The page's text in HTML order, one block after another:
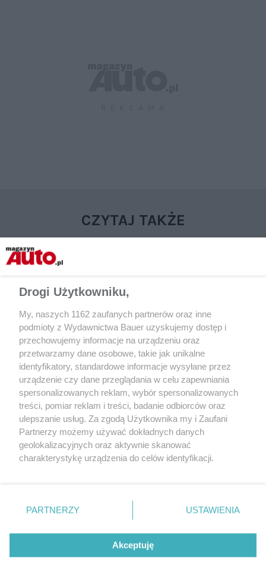
CZYTAJ TAKŻE
AKTUALNOŚCI
VW Transportery i Caddy dla
strażaków niosących pomoc
uchodźcom z Ukrainy
PORADY
Przejazd przez
do jakich
doprowadzić
REGULAMIN SERWISU
MAPA SERWISU
Drogi Użytkowniku,
My, naszych 1162 zaufanych partnerów oraz inne
podmioty z Wydawnictwa Bauer uzyskujemy dostęp i
przechowujemy informacje na urządzeniu oraz
przetwarzamy dane osobowe, takie jak unikalne
identyfikatory, standardowe informacje wysyłane przez
urządzenie czy dane przeglądania w celu zapewniania
spersonalizowanych reklam, wybór spersonalizowanych
treści, pomiar reklam i treści, badanie odbiorców oraz
ulepszanie usług. Za zgodą Użytkownika my i Zaufani
Partnerzy możemy używać dokładnych danych
geolokalizacyjnych oraz aktywnie skanować
charakterystykę urządzenia do celów identyfikacji.
zmienić/wycofać klikając przycisk ustawień prywatności
znajdujący się w lewym dolnym rogu strony
rodzaje przetwarzania danych nie wymagają zgody
użytkownika, ale masz prawo sprzeciwić się takiemu
PARTNERZY USTAWIENIA
Akceptuję